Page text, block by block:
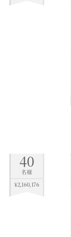
40
名様
¥2,160,176